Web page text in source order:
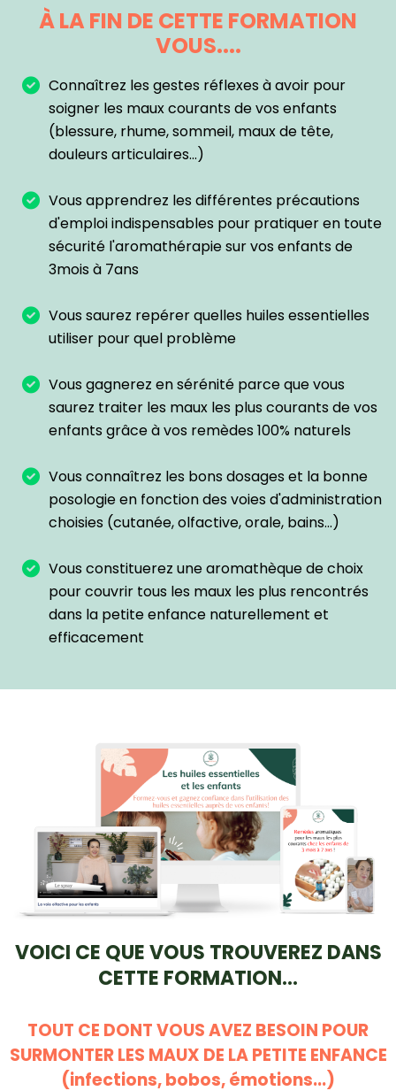
À LA FIN DE CETTE FORMATION
VOUS....
Connaîtrez les gestes réflexes à avoir pour
soigner les maux courants de vos enfants
(blessure, rhume, sommeil, maux de tête,
douleurs articulaires...)
Vous apprendrez les différentes précautions
d'emploi indispensables pour pratiquer en toute
sécurité l'aromathérapie sur vos enfants de
3mois à 7ans
Vous saurez repérer quelles huiles essentielles
utiliser pour quel problème
Vous gagnerez en sérénité parce que vous
saurez traiter les maux les plus courants de vos
enfants grâce à vos remèdes 100% naturels
Vous connaîtrez les bons dosages et la bonne
posologie en fonction des voies d'administration
choisies (cutanée, olfactive, orale, bains...)
Vous constituerez une aromathèque de choix
pour couvrir tous les maux les plus rencontrés
dans la petite enfance naturellement et
efficacement
VOICI CE QUE VOUS TROUVEREZ DANS
CETTE FORMATION...
TOUT CE DONT VOUS AVEZ BESOIN POUR
SURMONTER LES MAUX DE LA PETITE ENFANCE
(infections, bobos, émotions...)